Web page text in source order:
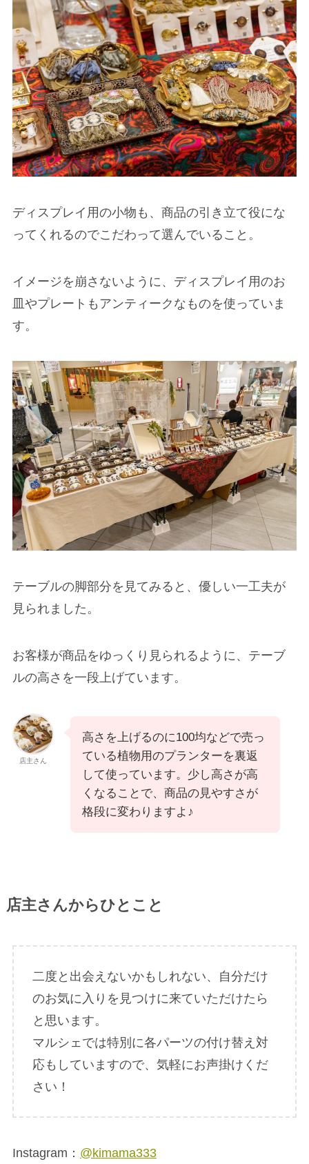
ディスプレイ用の小物も、商品の引き立て役にな
ってくれるのでこだわって選んでいること。
イメージを崩さないように、ディスプレイ用のお
皿やプレートもアンティークなものを使っていま
す。
テーブルの脚部分を見てみると、優しい一工夫が
見られました。
お客様が商品をゆっくり見られるように、テーブ
ルの高さを一段上げています。
店主さん
高さを上げるのに100均などで売っ
ている植物用のプランターを裏返
して使っています。少し高さが高
くなることで、商品の見やすさが
格段に変わりますよ♪
店主さんからひとこと
二度と出会えないかもしれない、自分だけ
のお気に入りを見つけに来ていただけたら
と思います。
マルシェでは特別に各パーツの付け替え対
応もしていますので、気軽にお声掛けくだ
さい！
Instagram： @kimama333